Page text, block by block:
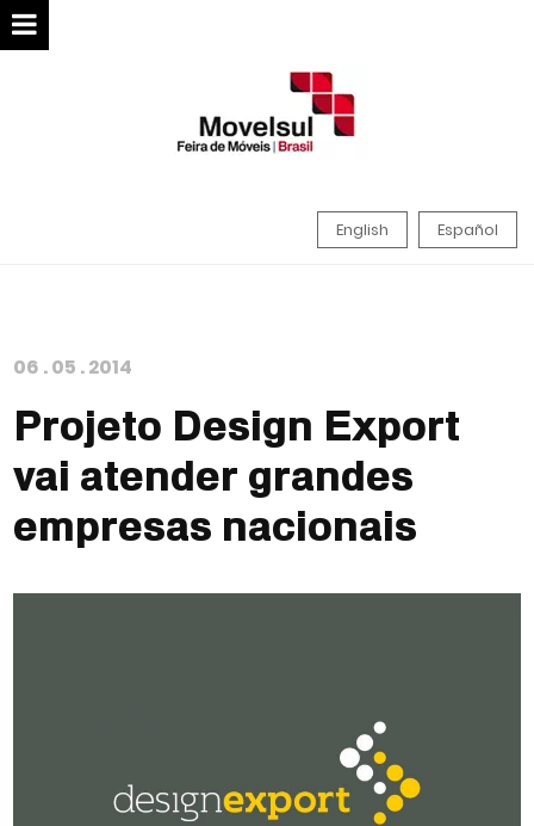
English Español
06 .05 .2014
Projeto Design Export
vai atender grandes
empresas nacionais